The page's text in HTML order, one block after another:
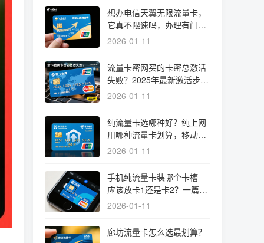
想办电信天翼无限流量卡，
它真不限速吗，办理有门槛
吗？
2026-01-11
流量卡密网买的卡密总激活
失败？2025年最新激活步骤
与避坑指南
2026-01-11
纯流量卡选哪种好？纯上网
用哪种流量卡划算，移动电
信纯流量卡哪个好实测揭秘
2026-01-11
手机纯流量卡装哪个卡槽_
应该放卡1还是卡2？一篇文
章讲清选择和设置
2026-01-11
廊坊流量卡怎么选最划算？